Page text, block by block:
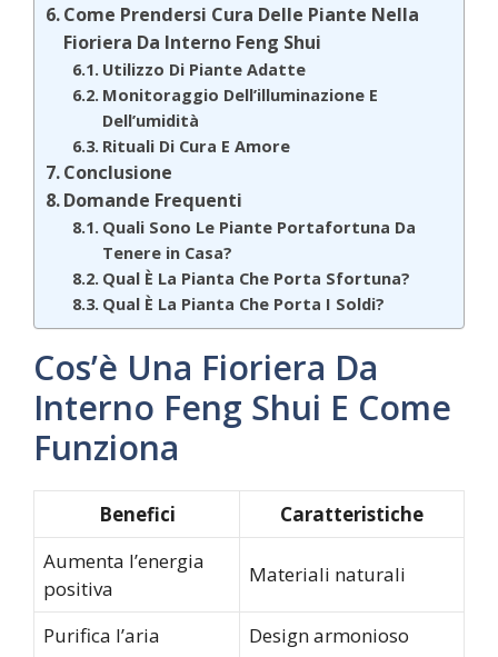
Come Prendersi Cura Delle Piante Nella
Fioriera Da Interno Feng Shui
Utilizzo Di Piante Adatte
Monitoraggio Dell’illuminazione E
Dell’umidità
Rituali Di Cura E Amore
Conclusione
Domande Frequenti
Quali Sono Le Piante Portafortuna Da
Tenere in Casa?
Qual È La Pianta Che Porta Sfortuna?
Qual È La Pianta Che Porta I Soldi?
Cos’è Una Fioriera Da
Interno Feng Shui E Come
Funziona
Benefici
Caratteristiche
Aumenta l’energia
positiva
Materiali naturali
Purifica l’aria Design armonioso